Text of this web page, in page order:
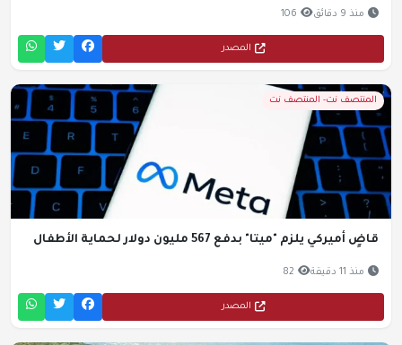
منذ 9 دقائق 106
المصدر
المنتصف نت- المنتصف نت
قاضٍ أميركي يلزم "ميتا" بدفع 567 مليون دولار لحماية الأطفال
منذ 11 دقيقة 82
المصدر